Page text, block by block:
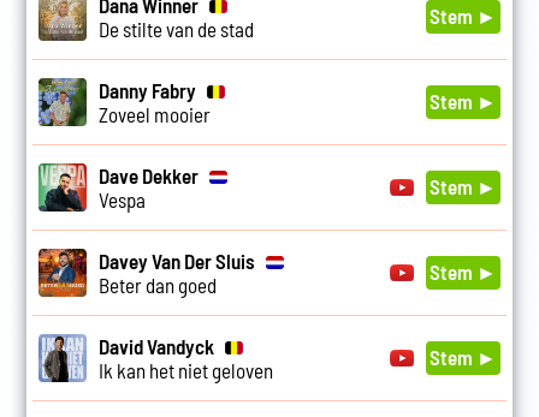
De stilte van de stad
Stem ►
Danny Fabry
Zoveel mooier
Stem ►
Dave Dekker
Vespa
Stem ►
Davey Van Der Sluis
Beter dan goed
Stem ►
David Vandyck
Ik kan het niet geloven
Stem ►